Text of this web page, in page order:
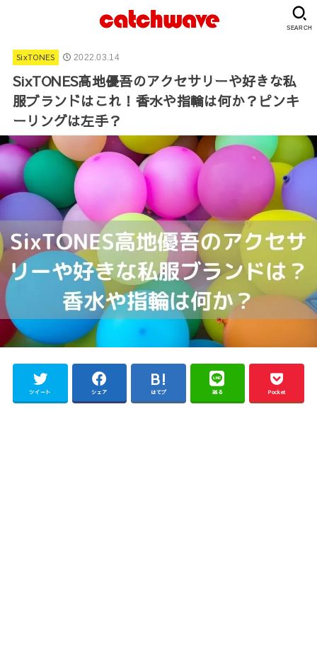
SEARCH
SixTONES 2022.03.14
SixTONES高地優吾のアクセサリーや好きな私
服ブランドはこれ！香水や指輪は何か？ピンキ
ーリングは左手？
ツイート シェア はてブ 送る Pocket